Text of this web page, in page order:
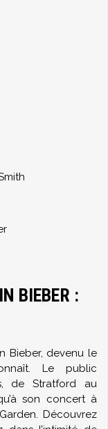
BIEBER :
Bieber, devenu le
Le public
de Stratford au
son concert à
Découvrez